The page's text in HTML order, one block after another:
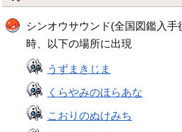
シンオウサウンド(全国図鑑入手
時、以下の場所に出現
うずまきじま
くらやみのほらあな
こおりのぬけみち